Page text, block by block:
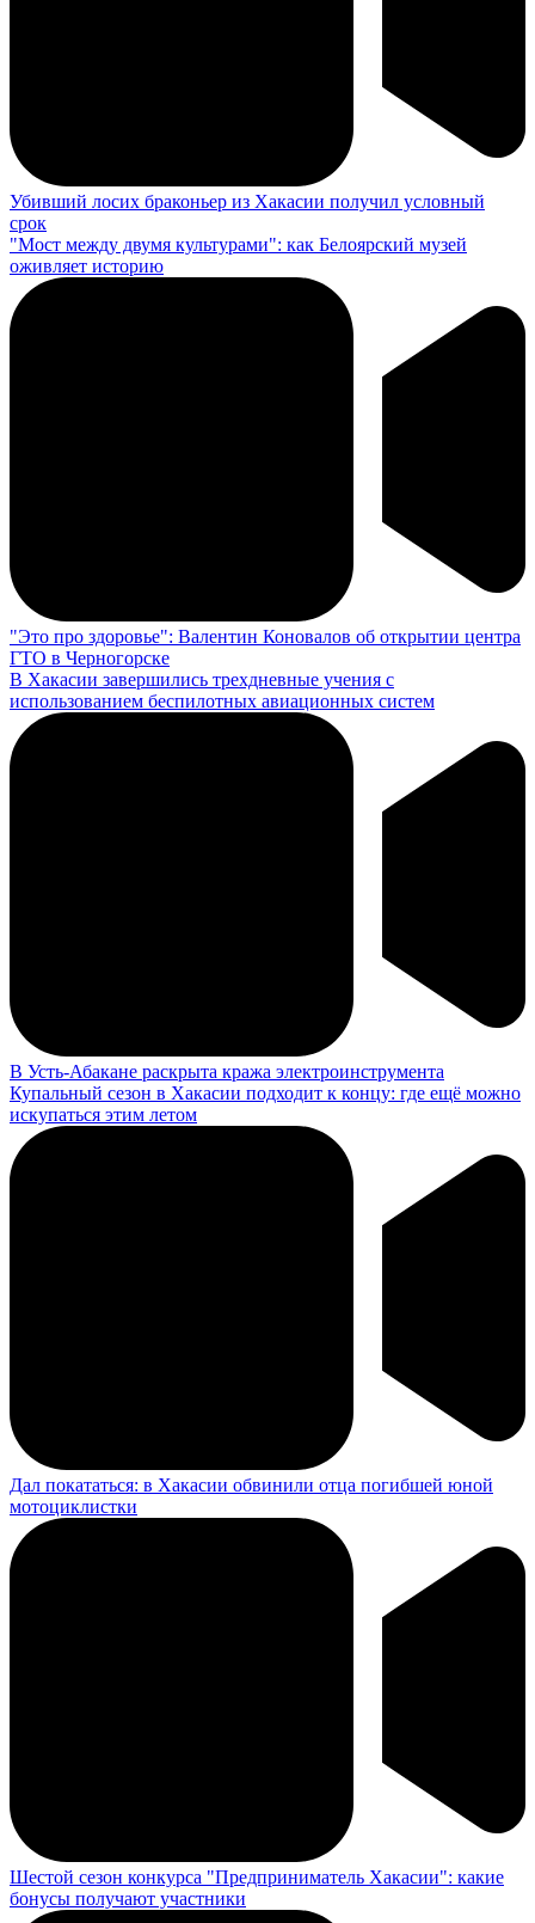
Убивший лосих браконьер из Хакасии получил условный
срок
"Мост между двумя культурами": как Белоярский музей
оживляет историю
"Это про здоровье": Валентин Коновалов об открытии центра
ГТО в Черногорске
В Хакасии завершились трехдневные учения с
использованием беспилотных авиационных систем
В Усть-Абакане раскрыта кража электроинструмента
Купальный сезон в Хакасии подходит к концу: где ещё можно
искупаться этим летом
Дал покататься: в Хакасии обвинили отца погибшей юной
мотоциклистки
Шестой сезон конкурса "Предприниматель Хакасии": какие
бонусы получают участники